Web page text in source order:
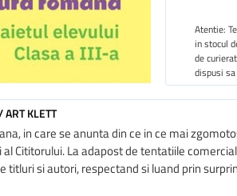
Atentie:
in stocul
de
dispusi
KLETT
in care se anunta din ce in ce mai
Cititorului. La adapost de tentatiile
titluri si autori, respectand si luand prin